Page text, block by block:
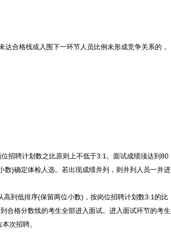
合格线或入围下一环节人员比例未形成竞争关系的，
招聘计划数之比原则上不低于3:1。面试成绩须达到80
)确定体检人选。若出现成绩并列，则并列人员一并进
到低排序(保留两位小数)，按岗位招聘计划数3:1的比
合格分数线的考生全部进入面试。进入面试环节的考生
本次招聘。